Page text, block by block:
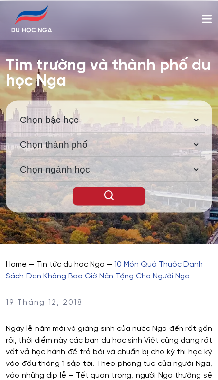
Tìm trường và thành phố du
học Nga
Home — Tin tức du học Nga — 10 Món Quà Thuộc Danh
Sách Đen Không Bao Giờ Nên Tặng Cho Người Nga
19 Tháng 12, 2018
Ngày lễ năm mới và giáng sinh của nước Nga đến rất gần
rồi, thời điểm này các bạn du học sinh Việt cũng đang rất
vất vả học hành để trả bài và chuẩn bị cho kỳ thi học kỳ
vào đầu tháng 1 sắp tới. Theo phong tục của người Nga,
vào những dịp lễ – Tết quan trọng, người Nga thường sẽ